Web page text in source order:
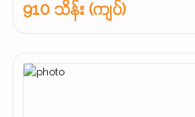
910 သိန်း (ကျပ်)